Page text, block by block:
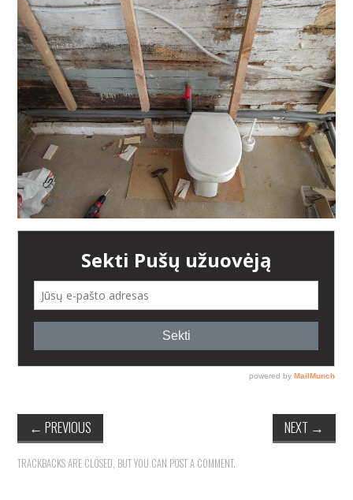
ĮRANKIAI
AUGALAI
← PREVIOUS NEXT →
TRACKBACKS ARE CLOSED, BUT YOU CAN POST A COMMENT.